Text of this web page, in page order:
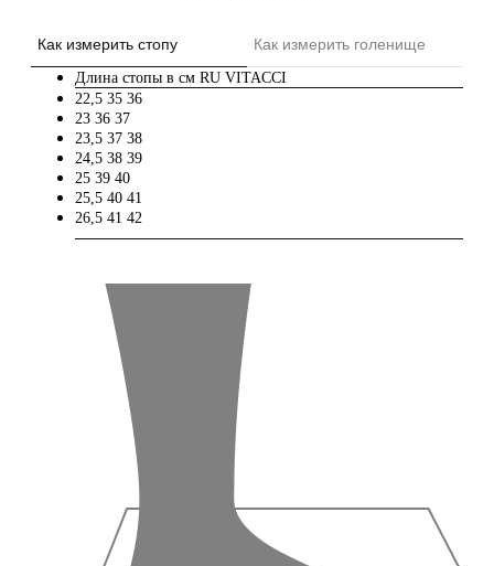
Как измерить стопу Как измерить голенище
Длина стопы в см RU VITACCI
22,5 35 36
23 36 37
23,5 37 38
24,5 38 39
25 39 40
25,5 40 41
26,5 41 42